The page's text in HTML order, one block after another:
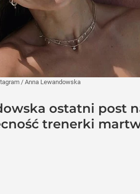
/ Anna Lewandowska
ostatni post
trenerki